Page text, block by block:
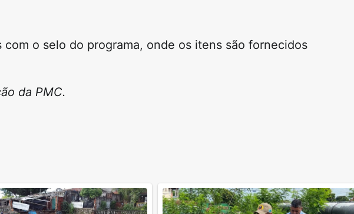
o selo do programa, onde os itens são fornecidos
da PMC.